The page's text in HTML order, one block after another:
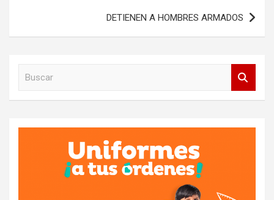
DETIENEN A HOMBRES ARMADOS